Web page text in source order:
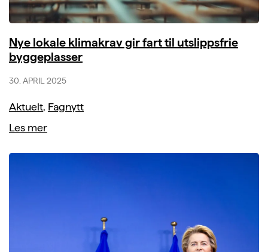
Nye lokale klimakrav gir fart til utslippsfrie
byggeplasser
30. APRIL 2025
Aktuelt, Fagnytt
Les mer